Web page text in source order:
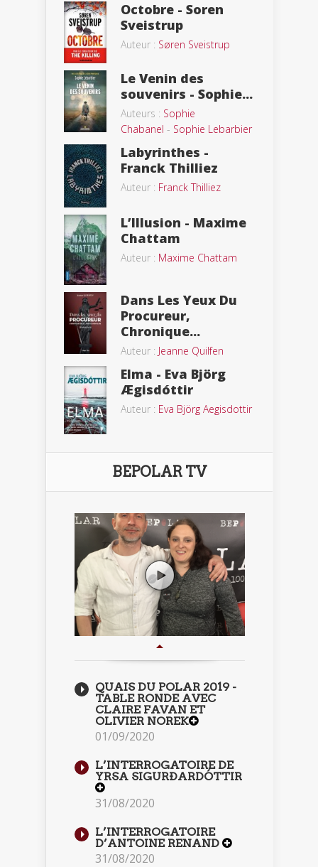
Octobre - Soren
Sveistrup
Auteur : Søren Sveistrup
Le Venin des
souvenirs - Sophie...
Auteurs : Sophie
Chabanel - Sophie Lebarbier
Labyrinthes -
Franck Thilliez
Auteur : Franck Thilliez
L’Illusion - Maxime
Chattam
Auteur : Maxime Chattam
Dans Les Yeux Du
Procureur,
Chronique...
Auteur : Jeanne Quilfen
Elma - Eva Björg
Ægisdóttir
Auteur : Eva Björg Aegisdottir
BEPOLAR TV
QUAIS DU POLAR 2019 -
TABLE RONDE AVEC
CLAIRE FAVAN ET
OLIVIER NOREK
01/09/2020
L’INTERROGATOIRE DE
YRSA SIGURÐARDÓTTIR
31/08/2020
L’INTERROGATOIRE
D’ANTOINE RENAND
31/08/2020